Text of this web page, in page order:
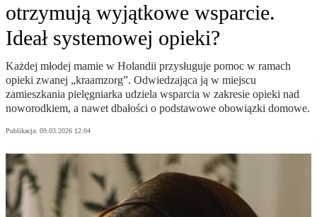
otrzymują wyjątkowe wsparcie.
Ideał systemowej opieki?
Każdej młodej mamie w Holandii przysługuje pomoc w ramach
opieki zwanej „kraamzorg”. Odwiedzająca ją w miejscu
zamieszkania pielęgniarka udziela wsparcia w zakresie opieki nad
noworodkiem, a nawet dbałości o podstawowe obowiązki domowe.
Publikacja: 09.03.2026 12:04